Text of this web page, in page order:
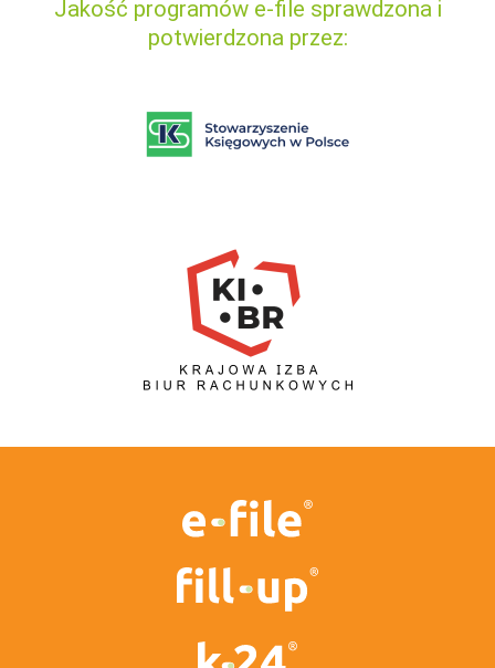
Jakość programów e-file sprawdzona i
potwierdzona przez: